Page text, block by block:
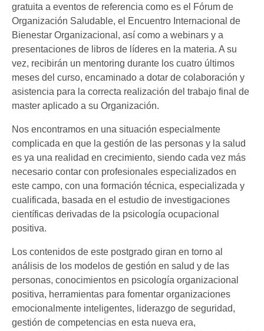
gratuita a eventos de referencia como es el Fórum de
Organización Saludable, el Encuentro Internacional de
Bienestar Organizacional, así como a webinars y a
presentaciones de libros de líderes en la materia. A su
vez, recibirán un mentoring durante los cuatro últimos
meses del curso, encaminado a dotar de colaboración y
asistencia para la correcta realización del trabajo final de
master aplicado a su Organización.
Nos encontramos en una situación especialmente
complicada en que la gestión de las personas y la salud
es ya una realidad en crecimiento, siendo cada vez más
necesario contar con profesionales especializados en
este campo, con una formación técnica, especializada y
cualificada, basada en el estudio de investigaciones
científicas derivadas de la psicología ocupacional
positiva.
Los contenidos de este postgrado giran en torno al
análisis de los modelos de gestión en salud y de las
personas, conocimientos en psicología organizacional
positiva, herramientas para fomentar organizaciones
emocionalmente inteligentes, liderazgo de seguridad,
gestión de competencias en esta nueva era,